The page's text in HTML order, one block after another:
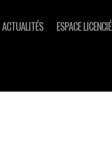
ACTUALITÉS ESPACE LICENCIÉ